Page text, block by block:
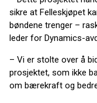
sikre at Felleskjøpet
bøndene trenger –
leder for Dynamics-
– Vi er stolte over å
prosjektet, som ikke
om bærekraft og